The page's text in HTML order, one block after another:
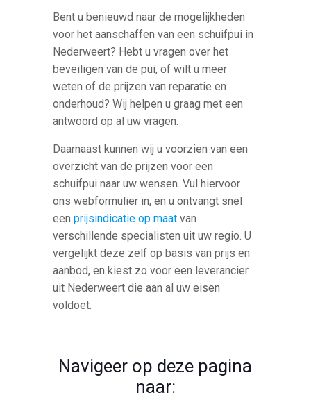
Bent u benieuwd naar de mogelijkheden
voor het aanschaffen van een schuifpui in
Nederweert? Hebt u vragen over het
beveiligen van de pui, of wilt u meer
weten of de prijzen van reparatie en
onderhoud? Wij helpen u graag met een
antwoord op al uw vragen.
Daarnaast kunnen wij u voorzien van een
overzicht van de prijzen voor een
schuifpui naar uw wensen. Vul hiervoor
ons webformulier in, en u ontvangt snel
eenprijsindicatie op maat van
verschillende specialisten uit uw regio. U
vergelijkt deze zelf op basis van prijs en
aanbod, en kiest zo voor een leverancier
uit Nederweert die aan al uw eisen
voldoet.
Navigeer op deze pagina
naar: